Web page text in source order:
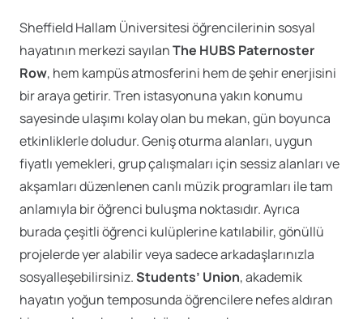
Sheffield Hallam Üniversitesi öğrencilerinin sosyal
hayatının merkezi sayılanThe HUBS Paternoster
Row, hem kampüs atmosferini hem de şehir enerjisini
bir araya getirir. Tren istasyonuna yakın konumu
sayesinde ulaşımı kolay olan bu mekan, gün boyunca
etkinliklerle doludur. Geniş oturma alanları, uygun
fiyatlı yemekleri, grup çalışmaları için sessiz alanları ve
akşamları düzenlenen canlı müzik programları ile tam
anlamıyla bir öğrenci buluşma noktasıdır. Ayrıca
burada çeşitli öğrenci kulüplerine katılabilir, gönüllü
projelerde yer alabilir veya sadece arkadaşlarınızla
sosyalleşebilirsiniz.Students’ Union, akademik
hayatın yoğun temposunda öğrencilere nefes aldıran